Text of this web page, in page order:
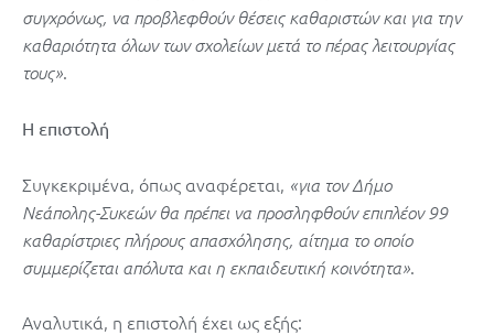
συγχρόνως, να προβλεφθούν θέσεις καθαριστών και για την
καθαριότητα όλων των σχολείων μετά το πέρας λειτουργίας
τους».
Η επιστολή
Συγκεκριμένα, όπως αναφέρεται, «για τον Δήμο
Νεάπολης-Συκεών θα πρέπει να προσληφθούν επιπλέον 99
καθαρίστριες πλήρους απασχόλησης, αίτημα το οποίο
συμμερίζεται απόλυτα και η εκπαιδευτική κοινότητα».
Αναλυτικά, η επιστολή έχει ως εξής: